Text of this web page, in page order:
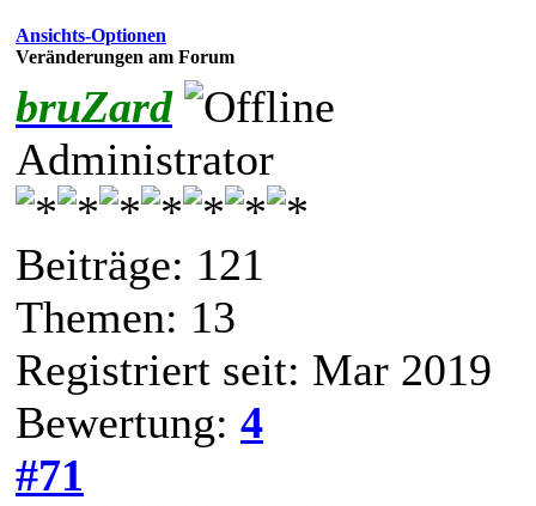
Ansichts-Optionen
Veränderungen am Forum
bruZard
Administrator
Beiträge: 121
Themen: 13
Registriert seit: Mar 2019
Bewertung: 4
#71